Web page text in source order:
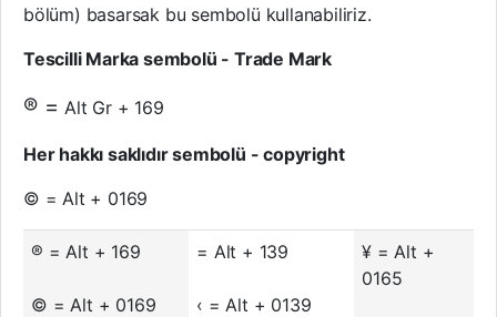
bölüm) basarsak bu sembolü kullanabiliriz.
Tescilli Marka sembolü - Trade Mark
® = Alt Gr + 169
Her hakkı saklıdır sembolü - copyright
© = Alt + 0169
® = Alt + 169
© = Alt + 0169
= Alt + 139
‹ = Alt + 0139
¥ = Alt +
0165